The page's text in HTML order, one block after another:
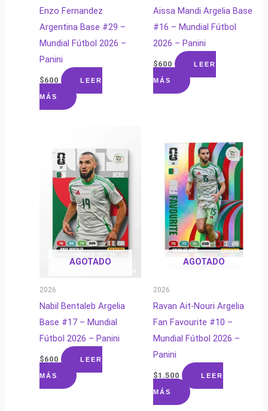
Enzo Fernandez
Argentina Base #29 –
Mundial Fútbol 2026 –
Panini
$600 LEER
MÁS
Aissa Mandi Argelia Base
#16 – Mundial Fútbol
2026 – Panini
$600 LEER
MÁS
AGOTADO
2026
Nabil Bentaleb Argelia
Base #17 – Mundial
Fútbol 2026 – Panini
$600 LEER
MÁS
AGOTADO
2026
Ravan Ait-Nouri Argelia
Fan Favourite #10 –
Mundial Fútbol 2026 –
Panini
$1.500 LEER
MÁS